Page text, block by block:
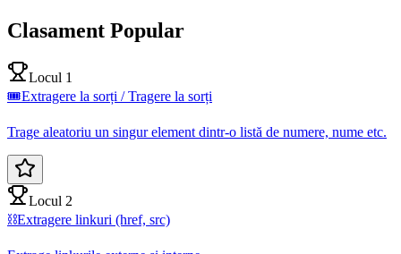
Clasament Popular
Locul 1
🎟️Extragere la sorți / Tragere la sorți
Trage aleatoriu un singur element dintr-o listă de numere, nume etc.
Locul 2
⛓️Extragere linkuri (href, src)